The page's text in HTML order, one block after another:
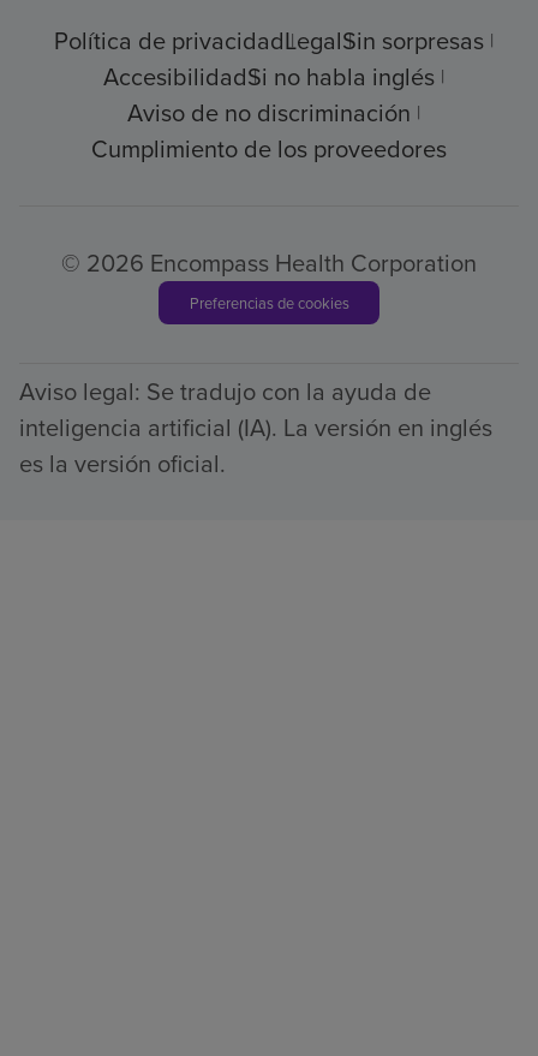
Política de privacidadLegalSin sorpresas
AccesibilidadSi no habla inglés
Aviso de no discriminación
Cumplimiento de los proveedores
© 2026 Encompass Health Corporation
Preferencias de cookies
Aviso legal: Se tradujo con la ayuda de
inteligencia artificial (IA). La versión en inglés
es la versión oficial.